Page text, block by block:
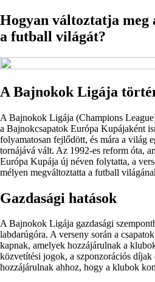
Hogyan változtatja
a futball világát?
A Bajnokok Ligája
A Bajnokok Ligája (Champions
a Bajnokcsapatok Európa Kupájaként
folyamatosan fejlődött, és mára a világ
tornájává vált. Az 1992-es reform óta,
Európa Kupája új néven folytatta, a
mélyen megváltoztatta a futball
Gazdasági hatások
A Bajnokok Ligája gazdasági
labdarúgóra. A verseny során a
kapnak, amelyek hozzájárulnak a
közvetítési jogok, a szponzorációs díjak
hozzájárulnak ahhoz, hogy a klubok